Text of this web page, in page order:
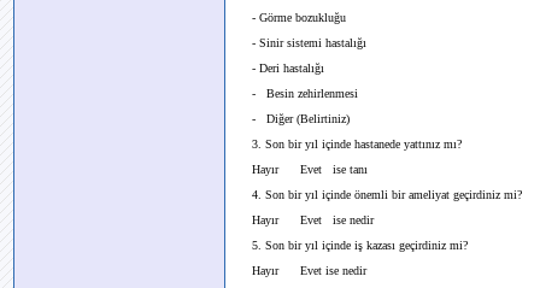
- Görme bozukluğu
- Sinir sistemi hastalığı
- Deri hastalığı
- Besin zehirlenmesi
- Diğer (Belirtiniz)
3. Son bir yıl içinde hastanede yattınız mı?
Hayır Evet ise tanı
4. Son bir yıl içinde önemli bir ameliyat geçirdiniz mi?
Hayır Evet ise nedir
5. Son bir yıl içinde iş kazası geçirdiniz mi?
Hayır Evet ise nedir